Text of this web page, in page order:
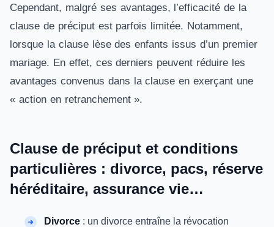
Cependant, malgré ses avantages, l’efficacité de la
clause de préciput est parfois limitée. Notamment,
lorsque la clause lèse des enfants issus d’un premier
mariage. En effet, ces derniers peuvent réduire les
avantages convenus dans la clause en exerçant une
« action en retranchement ».
Clause de préciput et conditions
particulières : divorce, pacs, réserve
héréditaire, assurance vie…
Divorce : un divorce entraîne la révocation